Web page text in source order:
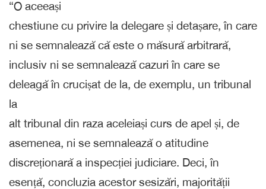
“O aceeași
chestiune cu privire la delegare și detașare, în care
ni se semnalează că este o măsură arbitrară,
inclusiv ni se semnalează cazuri în care se
deleagă în crucișat de la, de exemplu, un tribunal
la
alt tribunal din raza aceleiași curs de apel și, de
asemenea, ni se semnalează o atitudine
discreționară a inspecției judiciare. Deci, în
esență, concluzia acestor sesizări, majorității